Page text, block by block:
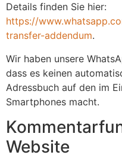
Details finden Sie hier:
https://
transfer-addendum.
Wir haben unsere
dass es keinen
Adressbuch auf den im
Smartphones macht.
Website